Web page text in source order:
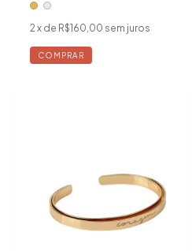
2x de R$160,00 sem juros
COMPRAR